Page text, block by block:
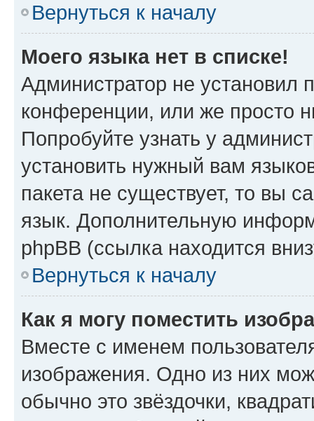
Вернуться к началу
Моего языка нет в списке!
Администратор не установил
конференции, или же просто
Попробуйте узнать у
установить нужный вам
пакета не существует, то вы
язык. Дополнительную
phpBB (ссылка находится
Вернуться к началу
Как я могу поместить
Вместе с именем
изображения. Одно из них
обычно это звёздочки,